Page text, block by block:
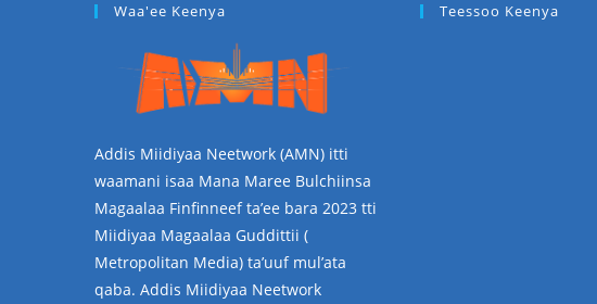
Waa'ee Keenya
Addis Miidiyaa Neetwork (AMN) itti
waamani isaa Mana Maree Bulchiinsa
Magaalaa Finfinneef ta’ee bara 2023 tti
Miidiyaa Magaalaa Guddittii (
Metropolitan Media) ta’uuf mul’ata
qaba. Addis Miidiyaa Neetwork
Teessoo Keenya